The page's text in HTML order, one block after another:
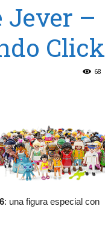
Jever –
Click
68
: una figura especial con